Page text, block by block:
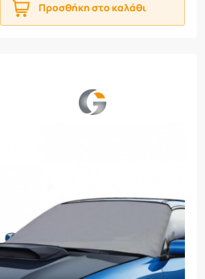
Προσθήκη στο καλάθι